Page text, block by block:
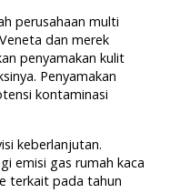
perusahaan multi
dan merek
penyamakan kulit
Penyamakan
kontaminasi
keberlanjutan.
emisi gas rumah kaca
terkait pada tahun